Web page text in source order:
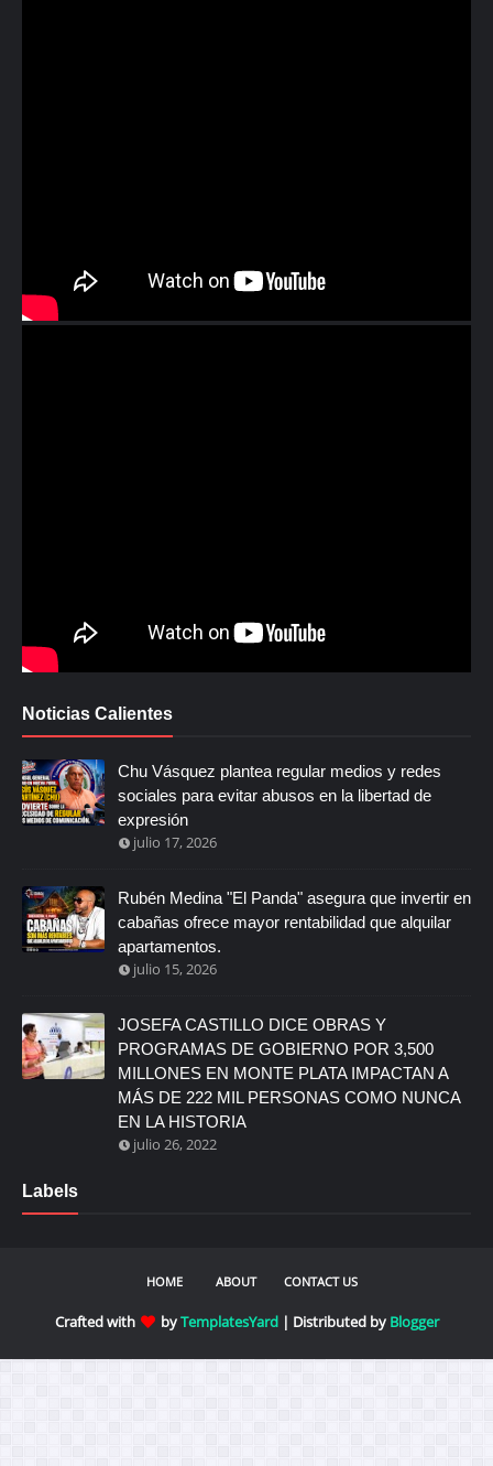
Noticias Calientes
Chu Vásquez plantea regular medios y redes
sociales para evitar abusos en la libertad de
expresión
julio 17, 2026
Rubén Medina "El Panda" asegura que invertir en
cabañas ofrece mayor rentabilidad que alquilar
apartamentos.
julio 15, 2026
JOSEFA CASTILLO DICE OBRAS Y
PROGRAMAS DE GOBIERNO POR 3,500
MILLONES EN MONTE PLATA IMPACTAN A
MÁS DE 222 MIL PERSONAS COMO NUNCA
EN LA HISTORIA
julio 26, 2022
Labels
HOME ABOUT CONTACT US
Crafted with byTemplatesYard| Distributed by Blogger